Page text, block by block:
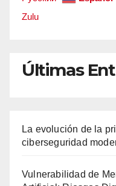
Zulu
Últimas
La evolución de la
ciberseguridad
Vulnerabilidad de